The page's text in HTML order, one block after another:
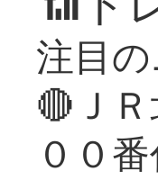
注目
🔴Ｊ
００